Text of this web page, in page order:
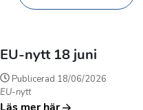
EU-nytt 18 juni
Publicerad 18/06/2026
EU-nytt